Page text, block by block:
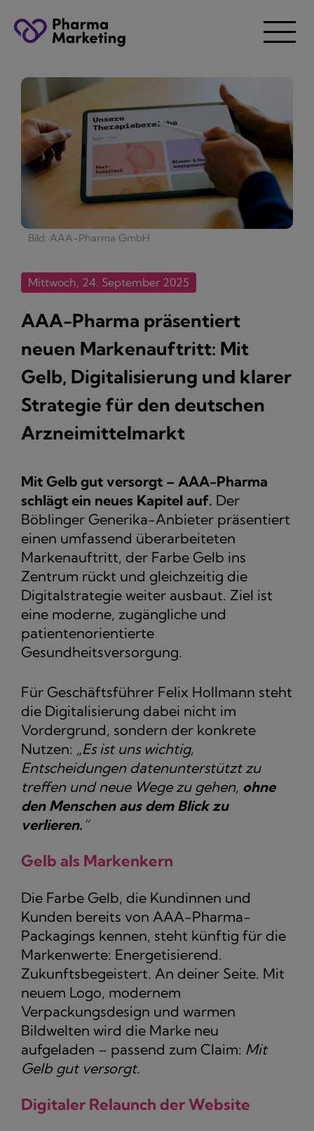
Bild: AAA-Pharma GmbH
Mittwoch, 24. September 2025
AAA-Pharma präsentiert
neuen Markenauftritt: Mit
Gelb, Digitalisierung und klarer
Strategie für den deutschen
Arzneimittelmarkt
Mit Gelb gut versorgt – AAA-Pharma
schlägt ein neues Kapitel auf. Der
Böblinger Generika-Anbieter präsentiert
einen umfassend überarbeiteten
Markenauftritt, der Farbe Gelb ins
Zentrum rückt und gleichzeitig die
Digitalstrategie weiter ausbaut. Ziel ist
eine moderne, zugängliche und
patientenorientierte
Gesundheitsversorgung.
Für Geschäftsführer Felix Hollmann steht
die Digitalisierung dabei nicht im
Vordergrund, sondern der konkrete
Nutzen: „Es ist uns wichtig,
Entscheidungen datenunterstützt zu
treffen und neue Wege zu gehen, ohne
den Menschen aus dem Blick zu
verlieren. “
Gelb als Markenkern
Die Farbe Gelb, die Kundinnen und
Kunden bereits von AAA-Pharma-
Packagings kennen, steht künftig für die
Markenwerte: Energetisierend.
Zukunftsbegeistert. An deiner Seite. Mit
neuem Logo, modernem
Verpackungsdesign und warmen
Bildwelten wird die Marke neu
aufgeladen – passend zum Claim: Mit
Gelb gut versorgt.
Digitaler Relaunch der Website